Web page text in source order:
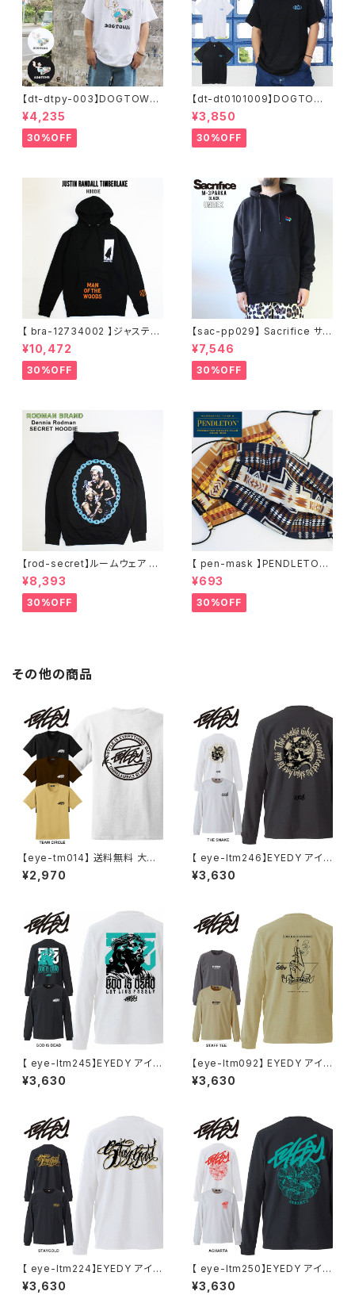
【dt-dtpy-003】DOGTOWN
ドッグタウン POPEYE SKATE
S/S T-SHIRTS ポパイ 半袖 シ
ョートスリーブT 大きいサイズ
半袖 M L XL 大きめ デザイン
¥4,235
30%OFF
【dt-dt0101009】DOGTOWN
ドッグタウン D.T.S. POCKET
S/S T-SHIRTS 半袖 ショート
スリーブT 大きいサイズ 半袖 M
L XL 大きめ デザイン プリント
¥3,850
30%OFF
【 bra-12734002 】ジャスティ
ンティンバーレイク Justin Ran
dall Timberlake MAN OF T
HE WOODS パーカー フーディ
ー アーティスト スウェットパー
¥10,472
30%OFF
【sac-pp029】 Sacrifice サク
リファイス 大きいサイズ メンズ
ユニセックス スウェット パーカ
ー 窓グラフィック 長袖 M L XL
XXL 2L 大きめ 長袖Tシャツ デ
サイズ ビッグシルエット 黒 通勤
通学 秋冬
¥7,546
30%OFF
【rod-secret】ルームウェア フ
ーディー アーティスト バンド ア
ウトドア RODMAN BRAND ロ
ッドマンブランド Dennis Rod
man RODAMAN SECRET H
¥8,393
30%OFF
【 pen-mask 】PENDLETON
ペンドルトン ファッションマス
ク アウトドア フリーサイズ アウ
トドア 通勤 通学 通気性 マスク
乾燥しない 蒸れない
¥693
30%OFF
その他の商品
【eye-tm014】 送料無料 大き
いサイズ メンズ Tシャツ 半袖 X
L XXL XXXL 半袖Tシャツ デザ
イズ ビッグシルエット 白 ブラッ
ク 黒 タン サンド ブラウン ビッ
グtシャツ アメカジ アウトドア ス
トリート 通勤 通学
¥2,970
【 eye-ltm246】EYEDY アイデ
ィー 大きいサイズ メンズ ロング
Tシャツ THE SNAKE ロンT 長
RCOAL BLACK
¥3,630
【 eye-ltm245】EYEDY アイデ
ィー 大きいサイズ メンズ ロング
Tシャツ GOD IS DEAD ロンT
HITE BLACK ホワイト ブラック
¥3,630
【eye-ltm092】 EYEDY アイデ
ィー 大きいサイズ メンズ ロング
Tシャツ STAFF TEE ロンT ロ
Tシャツ
¥3,630
【 eye-ltm224】EYEDY アイデ
ィー 大きいサイズ メンズ ロング
Tシャツ STAY GOLD ロンT
¥3,630
【 eye-ltm250】EYEDY アイデ
ィー 大きいサイズ メンズ ロング
Tシャツ AGHARTA ロンT 長
¥3,630